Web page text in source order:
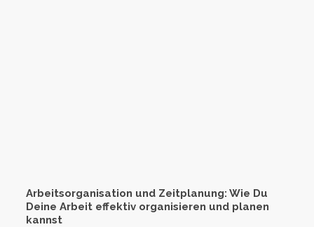
Arbeitsorganisation und Zeitplanung: Wie Du
Deine Arbeit effektiv organisieren und planen
kannst